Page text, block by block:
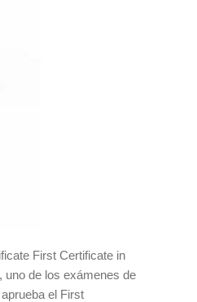
First Certificate in
uno de los exámenes de
el First